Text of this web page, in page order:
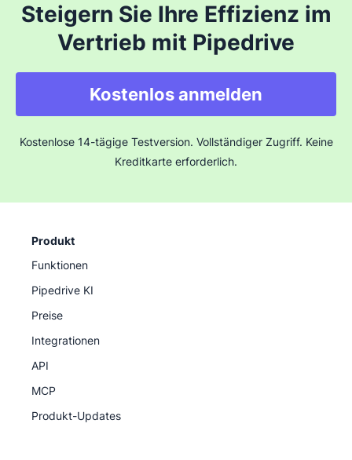
Steigern Sie Ihre Effizienz im
Vertrieb mit Pipedrive
Kostenlos anmelden
Kostenlose 14-tägige Testversion. Vollständiger Zugriff. Keine
Kreditkarte erforderlich.
Produkt
Funktionen
Pipedrive KI
Preise
Integrationen
API
MCP
Produkt-Updates